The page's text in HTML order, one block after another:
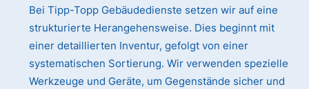
Bei Tipp-Topp Gebäudedienste setzen wir auf eine
strukturierte Herangehensweise. Dies beginnt mit
einer detaillierten Inventur, gefolgt von einer
systematischen Sortierung. Wir verwenden spezielle
Werkzeuge und Geräte, um Gegenstände sicher und